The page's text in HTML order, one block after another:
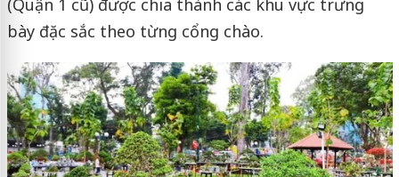
(Quận 1 cũ) được chia thành các khu vực trưng
bày đặc sắc theo từng cổng chào.